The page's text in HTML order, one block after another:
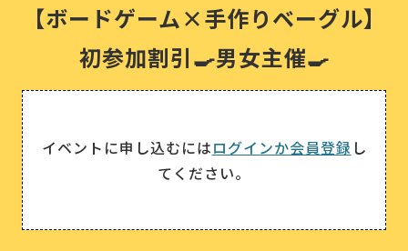
【ボードゲーム×手作りベーグル】
初参加割引🍳男女主催🍳
イベントに申し込むにはログインか会員登録 し
てください。